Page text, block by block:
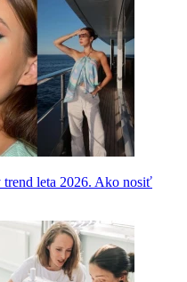
leta 2026. Ako nosiť